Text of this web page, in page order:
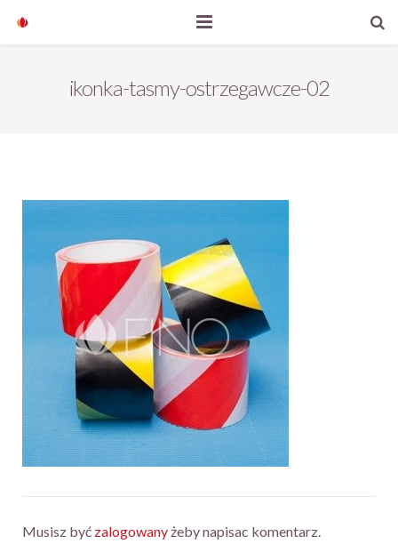
ikonka-tasmy-ostrzegawcze-02
Musisz być zalogowanyżeby napisac komentarz.